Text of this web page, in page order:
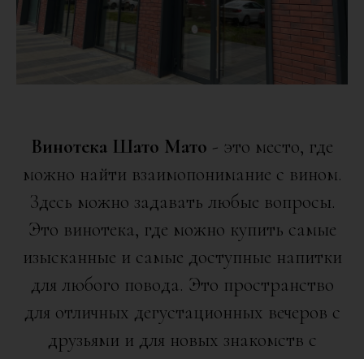
Винотека Шато Мато - это место, где
можно найти взаимопонимание с вином.
Здесь можно задавать любые вопросы.
Это винотека, где можно купить самые
изысканные и самые доступные напитки
для любого повода. Это пространство
для отличных дегустационных вечеров с
друзьями и для новых знакомств с